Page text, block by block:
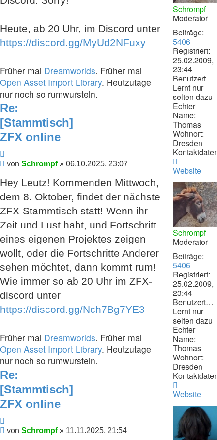
Heute, ab 20 Uhr, im Discord unter
https://discord.gg/MyUd2NFuxy
Früher mal Dreamworlds. Früher mal
Open Asset Import Library. Heutzutage
nur noch so rumwursteln.
Schrompf
Moderator
Beiträge:
5406
Registriert:
25.02.2009,
23:44
Benutzertext:
Lernt nur
selten dazu
Echter
Name:
Thomas
Wohnort:
Dresden
von
Website
Re:
[Stammtisch]
ZFX online
Beitrag
von Schrompf» 06.10.2025, 23:07
Hey Leutz! Kommenden Mittwoch,
dem 8. Oktober, findet der nächste
ZFX-Stammtisch statt! Wenn ihr
Zeit und Lust habt, und Fortschritt
eines eigenen Projektes zeigen
wollt, oder die Fortschritte Anderer
sehen möchtet, dann kommt rum!
Wie immer so ab 20 Uhr im ZFX-
discord unter
https://discord.gg/Nch7Bg7YE3
Früher mal Dreamworlds. Früher mal
Open Asset Import Library. Heutzutage
nur noch so rumwursteln.
Schrompf
Moderator
Beiträge:
5406
Registriert:
25.02.2009,
23:44
Benutzertext:
Lernt nur
selten dazu
Echter
Name:
Thomas
Wohnort:
Dresden
von
Website
Re:
[Stammtisch]
ZFX online
Beitrag
von Schrompf» 11.11.2025, 21:54